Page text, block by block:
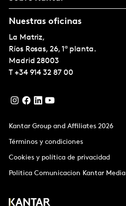
Nuestras oficinas
La Matriz,
Ríos Rosas, 26, 1ª planta.
Madrid 28003
T +34 914 32 87 00
Kantar Group and Affiliates 2026
Términos y condiciones
Cookies y política de privacidad
Politica Comunicacion Kantar Media